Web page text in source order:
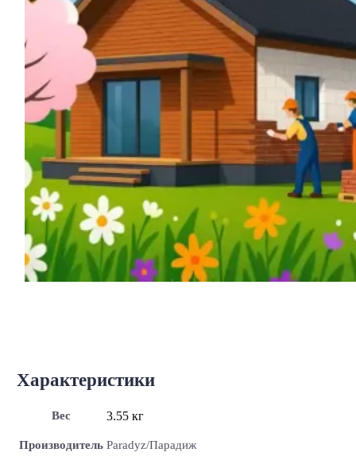
Характеристики
Вес 3.55 кг
Производитель Paradyz/Парадиж